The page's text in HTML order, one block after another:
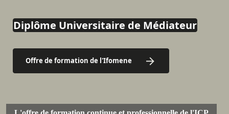
Diplôme Universitaire de Médiateur
Offre de formation de l'Ifomene